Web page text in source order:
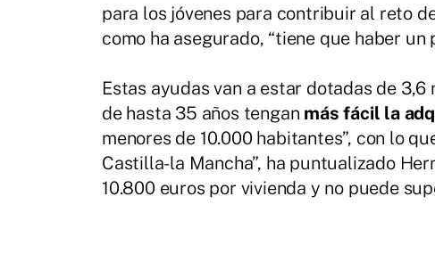
para los jóvenes para contribuir al reto
como ha asegurado, “tiene que haber
Estas ayudas van a estar dotadas de
de hasta 35 años tengan más fácil la
menores de 10.000 habitantes”, con lo
Castilla-la Mancha”, ha puntualizado
10.800 euros por vivienda y no puede